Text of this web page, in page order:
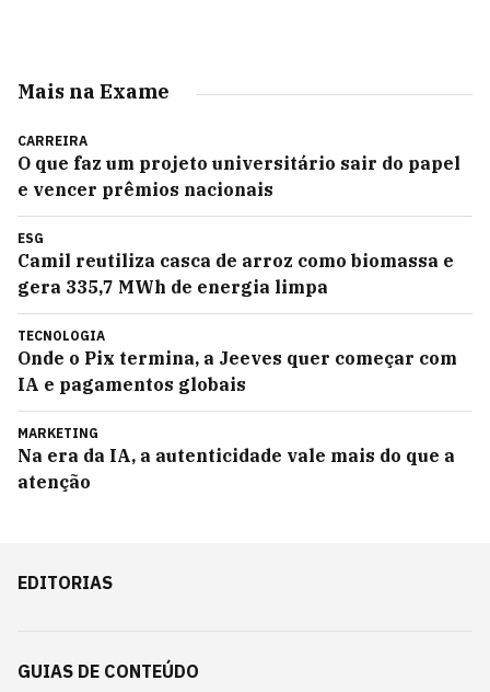
Mais na Exame
CARREIRA
O que faz um projeto universitário sair do papel
e vencer prêmios nacionais
ESG
Camil reutiliza casca de arroz como biomassa e
gera 335,7 MWh de energia limpa
TECNOLOGIA
Onde o Pix termina, a Jeeves quer começar com
IA e pagamentos globais
MARKETING
Na era da IA, a autenticidade vale mais do que a
atenção
EDITORIAS
GUIAS DE CONTEÚDO